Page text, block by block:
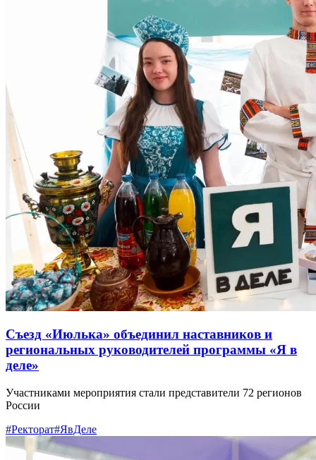
Съезд «Июлька» объединил наставников и
региональных руководителей программы «Я в
деле»
Участниками мероприятия стали представители 72 регионов
России
#Ректорат#ЯвДеле